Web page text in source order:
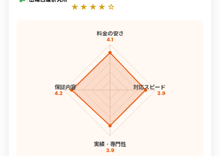
★★★★☆
料金の安さ
4.1
対応スピード
3.9
実績・専門性
3.9
保証内容
4.2